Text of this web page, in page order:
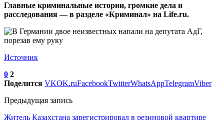
Главные криминальные истории, громкие дела и
расследования — в разделе «Криминал» на Life.ru.
Источник
0 2
Поделится VKOK.ruFacebookTwitterWhatsAppTelegramViber
Предыдущая запись
Житель Казахстана зарегистрировал в резиновой квартире